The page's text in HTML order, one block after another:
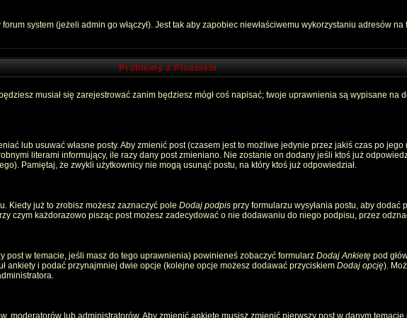
system (jeżeli admin go włączył). Jest tak aby zapobiec niewłaściwemu wykorzystaniu adresów
Problemy z Pisaniem
musiał się zarejestrować zanim będziesz mógł coś napisać; twoje uprawnienia są wypisane na
lub usuwać własne posty. Aby zmienić post (czasem jest to możliwe jedynie przez jakiś czas po
literami informujący, ile razy dany post zmieniano. Nie zostanie on dodany jeśli ktoś już
Pamiętaj, że zwykli użytkownicy nie mogą usunąć postu, na który ktoś już odpowiedział.
Kiedy już to zrobisz możesz zaznaczyć pole Dodaj podpis przy formularzu wysyłania postu, aby
czym każdorazowo pisząc post możesz zadecydować o nie dodawaniu do niego podpisu, przez
w temacie, jeśli masz do tego uprawnienia) powinieneś zobaczyć formularz Dodaj Ankietę pod
ankiety i podać przynajmniej dwie opcje (kolejne opcje możesz dodawać przyciskiem Dodaj opcję).
moderatorów lub administratorów. Aby zmienić ankietę musisz zmienić pierwszy post w danym